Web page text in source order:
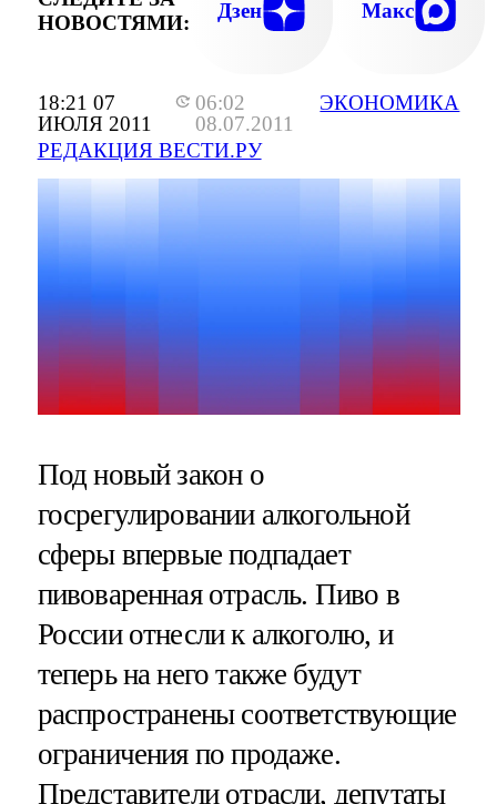
18:21 07
ИЮЛЯ 2011
06:02
08.07.2011
РЕДАКЦИЯ ВЕСТИ.РУ
ЭКОНОМИКА
НОВОСТЯМИ:
Дзен Макс
Под новый закон о
госрегулировании алкогольной
сферы впервые подпадает
пивоваренная отрасль. Пиво в
России отнесли к алкоголю, и
теперь на него также будут
распространены соответствующие
ограничения по продаже.
Представители отрасли, депутаты